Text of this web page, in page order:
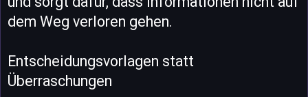
dem Weg verloren gehen.
Entscheidungsvorlagen statt
Überraschungen